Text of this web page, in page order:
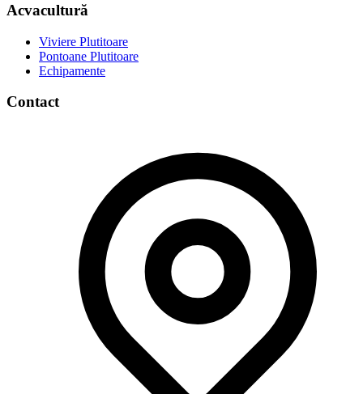
Acvacultură
Viviere Plutitoare
Pontoane Plutitoare
Echipamente
Contact